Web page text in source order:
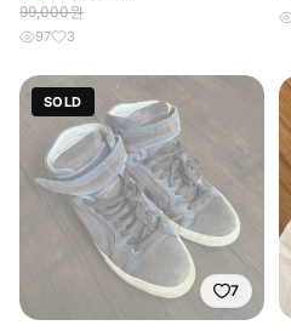
99,000원
97 3
SOLD
7